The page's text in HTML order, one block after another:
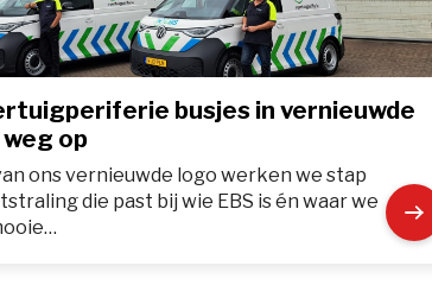
busjes in vernieuwde
op
ons vernieuwde logo werken we stap
die past bij wie EBS is én waar we